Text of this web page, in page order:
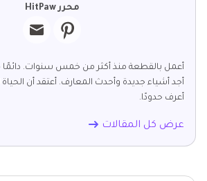
محرر HitPaw
أعمل بالقطعة منذ أكثر من خمس سنوات. دائمًا ما
أجد أشياء جديدة وأحدث المعارف. أعتقد أن الحياة
أعرف حدودًا.
عرض كل المقالات